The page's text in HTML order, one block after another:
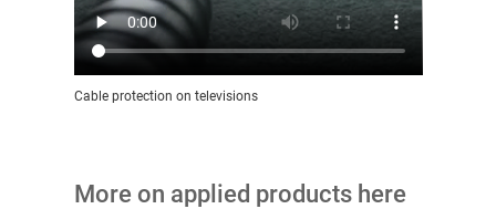
Cable protection on televisions
More on applied products here